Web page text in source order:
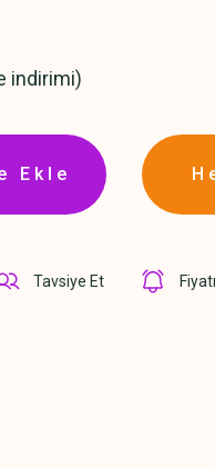
indirimi)
Ekle
Tavsiye Et